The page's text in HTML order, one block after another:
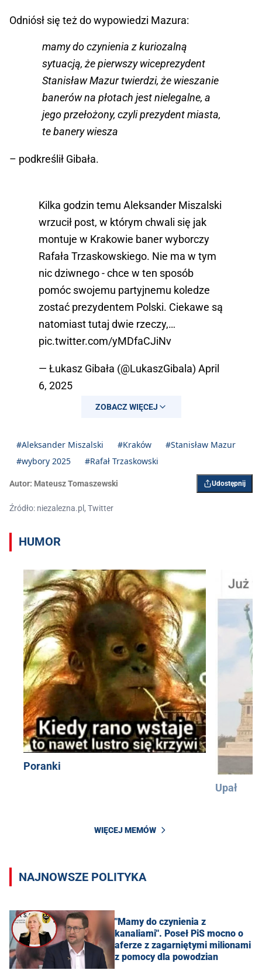
Odniósł się też do wypowiedzi Mazura:
mamy do czynienia z kuriozalną
sytuacją, że pierwszy wiceprezydent
Stanisław Mazur twierdzi, że wieszanie
banerów na płotach jest nielegalne, a
jego przełożony, czyli prezydent miasta,
te banery wiesza
– podkreślił Gibała.
Kilka godzin temu Aleksander Miszalski
wrzucił post, w którym chwali się jak
montuje w Krakowie baner wyborczy
Rafała Trzaskowskiego. Nie ma w tym
nic dziwnego - chce w ten sposób
pomóc swojemu partyjnemu koledze
zostać prezydentem Polski. Ciekawe są
natomiast tutaj dwie rzeczy,…
pic.twitter.com/yMDfaCJiNv
— Łukasz Gibała (@LukaszGibala) April
6, 2025
ZOBACZ WIĘCEJ
#Aleksander Miszalski #Kraków
#Stanisław Mazur
#wybory 2025
#Rafał Trzaskowski
Autor: Mateusz Tomaszewski Udostępnij
Źródło: niezalezna.pl, Twitter
HUMOR
Poranki
Upał
WIĘCEJ MEMÓW
NAJNOWSZE POLITYKA
"Mamy do czynienia z
kanaliami". Poseł PiS mocno o
aferze z zagarniętymi milionami
z pomocy dla powodzian